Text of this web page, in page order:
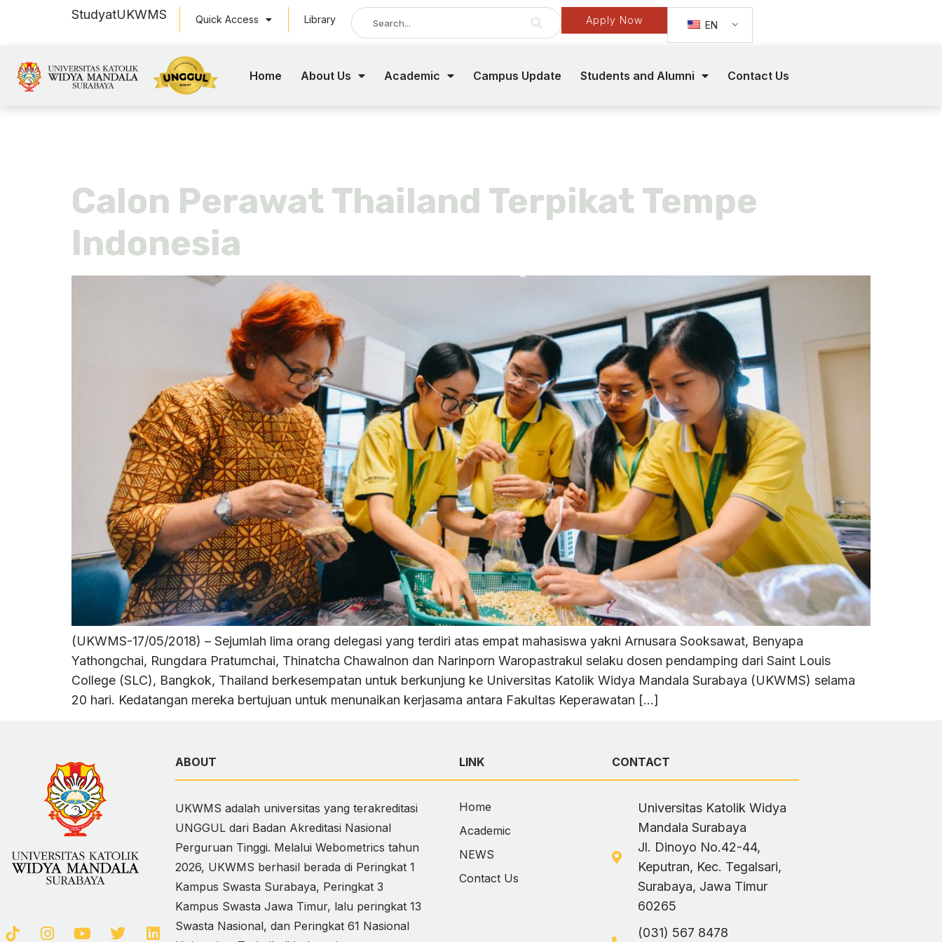
StudyatUKWMS Quick Access Library Apply Now EN
Home About Us Academic Campus Update Students and Alumni Contact Us
Calon Perawat Thailand Terpikat Tempe
Indonesia
(UKWMS-17/05/2018) – Sejumlah lima orang delegasi yang terdiri atas empat mahasiswa yakni Arnusara Sooksawat, Benyapa
Yathongchai, Rungdara Pratumchai, Thinatcha Chawalnon dan Narinporn Waropastrakul selaku dosen pendamping dari Saint Louis
College (SLC), Bangkok, Thailand berkesempatan untuk berkunjung ke Universitas Katolik Widya Mandala Surabaya (UKWMS) selama
20 hari. Kedatangan mereka bertujuan untuk menunaikan kerjasama antara Fakultas Keperawatan […]
ABOUT
UKWMS adalah universitas yang terakreditasi
UNGGUL dari Badan Akreditasi Nasional
Perguruan Tinggi. Melalui Webometrics tahun
2026, UKWMS berhasil berada di Peringkat 1
Kampus Swasta Surabaya, Peringkat 3
Kampus Swasta Jawa Timur, lalu peringkat 13
Swasta Nasional, dan Peringkat 61 Nasional
LINK
Home
Academic
NEWS
Contact Us
CONTACT
Universitas Katolik Widya
Mandala Surabaya
Jl. Dinoyo No.42-44,
Keputran, Kec. Tegalsari,
Surabaya, Jawa Timur
60265
(031) 567 8478